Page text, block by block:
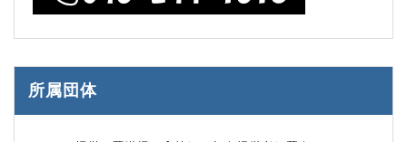
所属団体